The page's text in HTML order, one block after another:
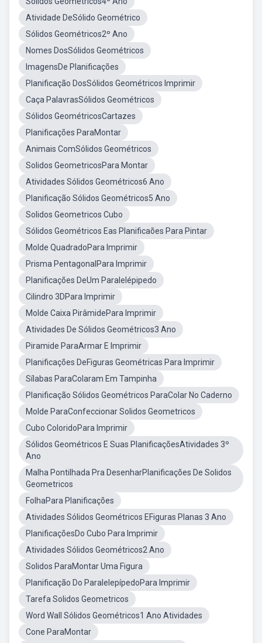
Atividade DeSólido Geométrico
Sólidos Geométricos2º Ano
Nomes DosSólidos Geométricos
ImagensDe Planificações
Planificação DosSólidos Geométricos Imprimir
Caça PalavrasSólidos Geométricos
Sólidos GeométricosCartazes
Planificações ParaMontar
Animais ComSólidos Geométricos
Solidos GeometricosPara Montar
Atividades Sólidos Geométricos6 Ano
Planificação Sólidos Geométricos5 Ano
Solidos Geometricos Cubo
Sólidos Geométricos Eas Planificaões Para Pintar
Molde QuadradoPara Imprimir
Prisma PentagonalPara Imprimir
Planificações DeUm Paralelépipedo
Cilindro 3DPara Imprimir
Molde Caixa PirâmidePara Imprimir
Atividades De Sólidos Geométricos3 Ano
Piramide ParaArmar E Imprimir
Planificações DeFiguras Geométricas Para Imprimir
Sílabas ParaColaram Em Tampinha
Planificação Sólidos Geométricos ParaColar No Caderno
Molde ParaConfeccionar Solidos Geometricos
Cubo ColoridoPara Imprimir
Sólidos Geométricos E Suas PlanificaçõesAtividades 3º
Ano
Malha Pontilhada Pra DesenharPlanificações De Solidos
Geometricos
FolhaPara Planificações
Atividades Sólidos Geométricos EFiguras Planas 3 Ano
PlanificaçõesDo Cubo Para Imprimir
Atividades Sólidos Geométricos2 Ano
Solidos ParaMontar Uma Figura
Planificação Do ParalelepípedoPara Imprimir
Tarefa Solidos Geometricos
Word Wall Sólidos Geométricos1 Ano Atividades
Cone ParaMontar